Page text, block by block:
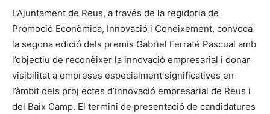
L’Ajuntament de Reus, a través de la regidoria de
Promoció Econòmica, Innovació i Coneixement, convoca
la segona edició dels premis Gabriel Ferraté Pascual amb
l’objectiu de reconèixer la innovació empresarial i donar
visibilitat a empreses especialment significatives en
l’àmbit dels proj ectes d’innovació empresarial de Reus i
del Baix Camp. El termini de presentació de candidatures